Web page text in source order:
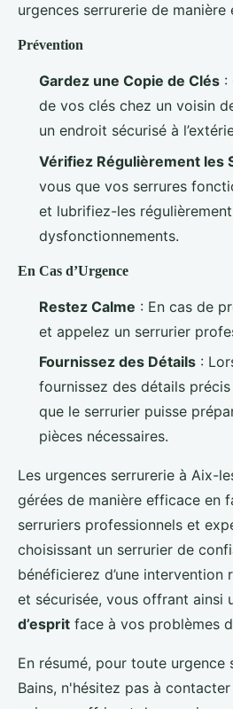
urgences serrurerie de manière
Prévention
Gardez une Copie de Clés :
de vos clés chez un voisin
un endroit sécurisé à
Vérifiez Régulièrement les
vous que vos serrures
et lubrifiez-les
dysfonctionnements.
En Cas d’Urgence
Restez Calme : En cas de
et appelez un serrurier
Fournissez des Détails :
fournissez des détails
que le serrurier puisse
pièces nécessaires.
Les urgences serrurerie à Aix-
gérées de manière efficace en
serruriers professionnels et
choisissant un serrurier de
bénéficierez d’une intervention
et sécurisée, vous offrant ainsi
d’esprit face à vos problèmes
En résumé, pour toute urgence
Bains, n'hésitez pas à